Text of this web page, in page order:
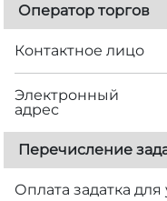
Оператор торгов
Контактное лицо
Электронный
адрес
Перечисление
Оплата задатка для